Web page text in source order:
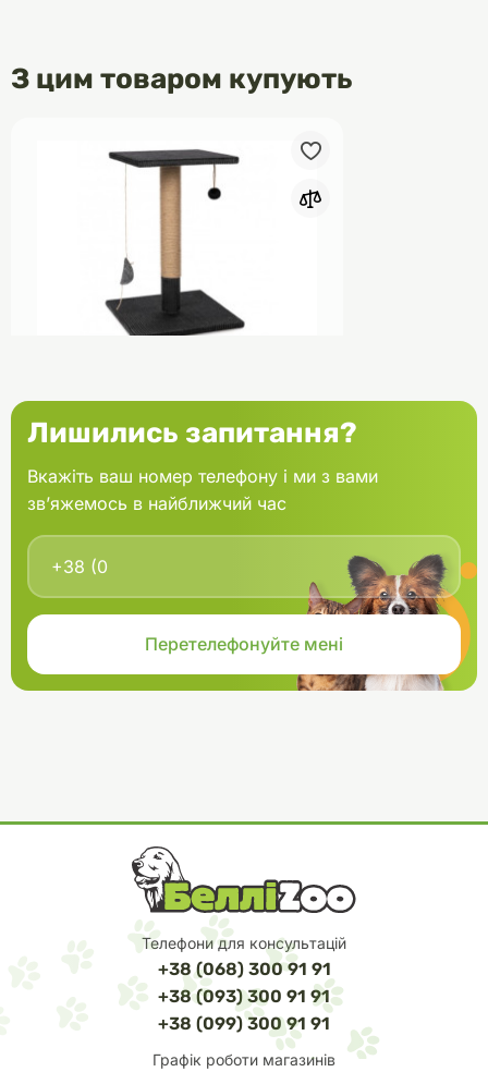
З цим товаром купують
для котів Фелікс Мікс 36х36х50
В кошик
Лишились запитання?
Вкажіть ваш номер телефону і ми з вами
зв’яжемось в найближчий час
Телефони для консультацій
+38 (068) 300 91 91
+38 (093) 300 91 91
+38 (099) 300 91 91
Графік роботи магазинів